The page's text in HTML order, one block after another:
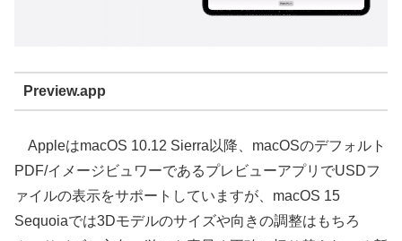
Preview.app
AppleはmacOS 10.12 Sierra以降、macOSのデフォルト
PDF/イメージビュワーであるプレビューアプリでUSDフ
ァイルの表示をサポートしていますが、macOS 15
Sequoiaでは3Dモデルのサイズや向きの調整はもちろ